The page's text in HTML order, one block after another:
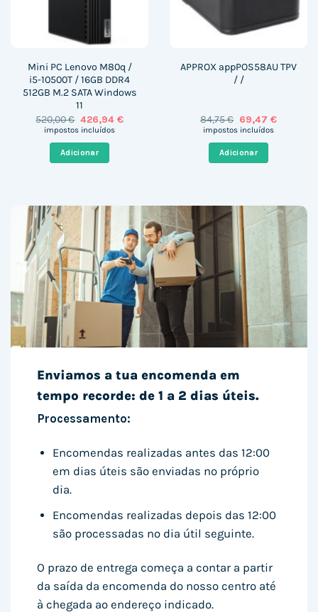
Mini PC Lenovo M80q /
i5-10500T / 16GB DDR4
512GB M.2 SATA Windows
11
520,00€ O
preço
era:
520,00 €.
426,94 €O
impostos incluídos
Adicionar
APPROX appPOS58AU TPV
/ /
84,75€ O
preço
era:
84,75 €.
69,47 €O
impostos incluídos
Adicionar
Enviamos a tua encomenda em
tempo recorde: de 1 a 2 dias úteis.
Processamento:
Encomendas realizadas antes das 12:00
em dias úteis são enviadas no próprio
dia.
Encomendas realizadas depois das 12:00
são processadas no dia útil seguinte.
O prazo de entrega começa a contar a partir
da saída da encomenda do nosso centro até
à chegada ao endereço indicado.